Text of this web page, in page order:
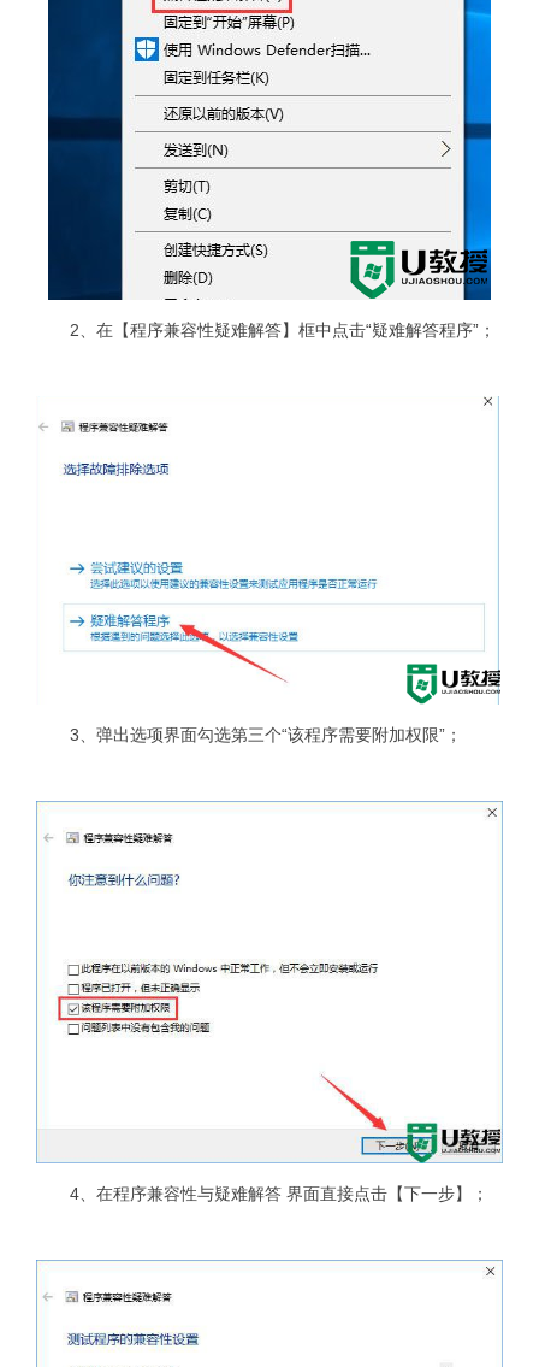
2、在【程序兼容性疑难解答】框中点击“疑难解答程序”；
3、弹出选项界面勾选第三个“该程序需要附加权限”；
4、在程序兼容性与疑难解答 界面直接点击【下一步】；